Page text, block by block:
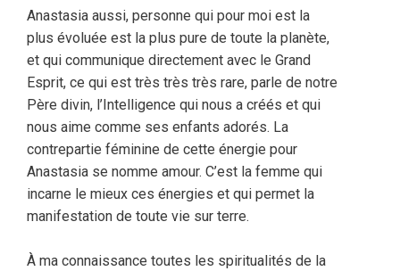
Anastasia aussi, personne qui pour moi est la
plus évoluée est la plus pure de toute la planète,
et qui communique directement avec le Grand
Esprit, ce qui est très très très rare, parle de notre
Père divin, l’Intelligence qui nous a créés et qui
nous aime comme ses enfants adorés. La
contrepartie féminine de cette énergie pour
Anastasia se nomme amour. C’est la femme qui
incarne le mieux ces énergies et qui permet la
manifestation de toute vie sur terre.
À ma connaissance toutes les spiritualités de la